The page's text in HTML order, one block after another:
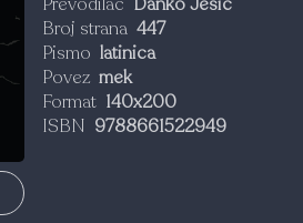
Broj strana 447
Pismo latinica
Povez mek
Format 140x200
ISBN 9788661522949